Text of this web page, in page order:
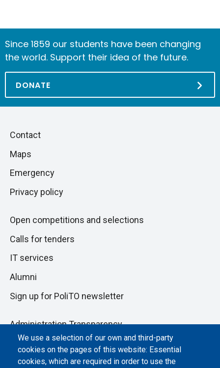
We use a selection of our own and third-party
cookies on the pages of this website: Essential
cookies, which are required in order to use the
Since 1859 our students have been changing
the world. Support their idea of the future.
DONATE
Skip
next
Piè
di
pagina
Contact
Maps
Emergency
Privacy policy
Open competitions and selections
Calls for tenders
IT services
Alumni
Sign up for PoliTO newsletter
Administration Transparency
Albo online
Atti di notifica